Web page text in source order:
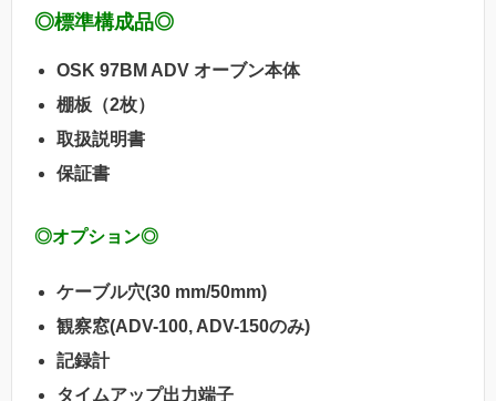
◎標準構成品◎
OSK 97BM ADV オーブン本体
棚板（2枚）
取扱説明書
保証書
◎オプション◎
ケーブル穴(30 mm/50mm)
観察窓(ADV-100, ADV-150のみ)
記録計
タイムアップ出力端子